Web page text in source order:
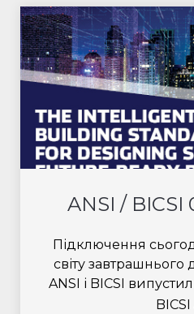
ANSI / BICSI
Підключення
світу
ANSI і BICSI
BICSI